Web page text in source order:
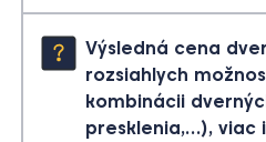
Výsledná cena
rozsiahlych
kombinácii
presklenia,…), viac